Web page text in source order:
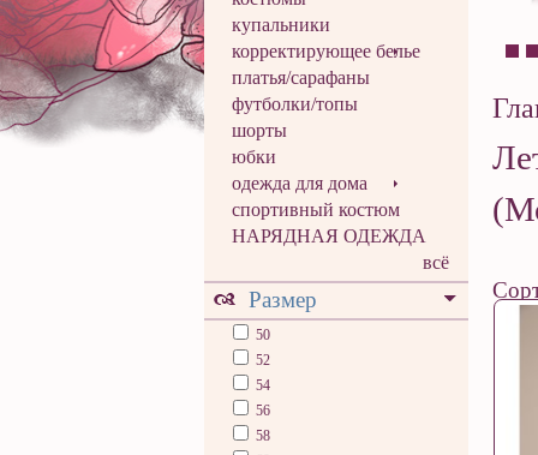
купальники
корректирующее белье
платья/сарафаны
футболки/топы
шорты
юбки
одежда для дома
спортивный костюм
НАРЯДНАЯ ОДЕЖДА
всё
Размер
50
52
54
56
58